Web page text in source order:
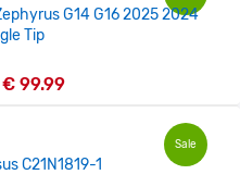
G14 G16 2025 2024
Tip
€ 99.99
Sale
C21N1819-1